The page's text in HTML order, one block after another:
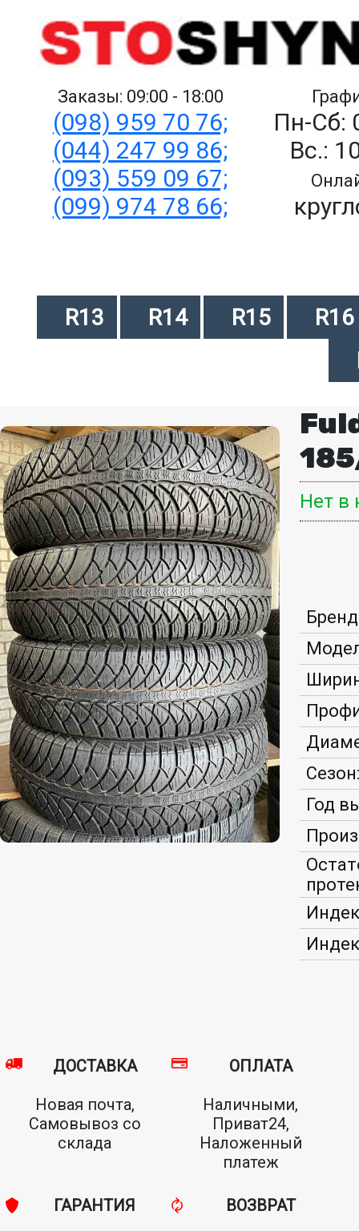
Заказы: 09:00 - 18:00
(098) 959 70 76;
(044) 247 99 86;
(093) 559 09 67;
(099) 974 78 66;
Пн-Сб:
Вс.:
R13 R14 R15
R16
Нет в
Сезон:
Год
ДОСТАВКА
Новая почта,
Самовывоз со
склада
ОПЛАТА
Наличными,
Приват24,
Наложенный
платеж
ГАРАНТИЯ
ВОЗВРАТ